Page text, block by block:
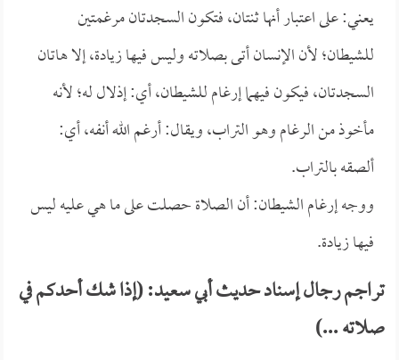
يعني: على اعتبار أنها ثنتان، فتكون السجدتان مرغمتين
للشيطان؛ لأن الإنسان أتى بصلاته وليس فيها زيادة، إلا هاتان
السجدتان، فيكون فيهما إرغام للشيطان، أي: إذلال له؛ لأنه
مأخوذ من الرغام وهو التراب، ويقال: أرغم الله أنفه، أي:
ألصقه بالتراب.
ووجه إرغام الشيطان: أن الصلاة حصلت على ما هي عليه ليس
فيها زيادة.
تراجم رجال إسناد حديث أبي سعيد: (إذا شك أحدكم في
صلاته ...)